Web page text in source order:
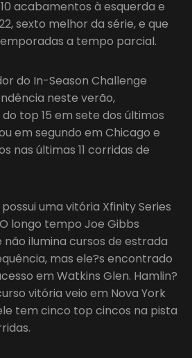
10 acabamentos à esquerda e
sexto melhor da série, e que
a tempo parcial.
do In-Season Challenge
neste verão,
top 15 em sete dos últimos
em segundo em Chicago e
nas últimas 11 corridas de
uma vitória Xfinity Series
longo tempo Joe Gibbs
ilumina cursos de estrada
mas ele?s encontrado
em Watkins Glen. Hamlin?
vitória veio em Nova York
tem cinco top cincos na pista